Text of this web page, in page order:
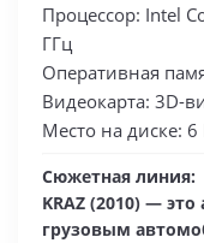
Процессор: Intel
ГГц
Оперативная
Видеокарта: 3D-
Место на диске: 6
Сюжетная линия:
KRAZ (2010) —
грузовым